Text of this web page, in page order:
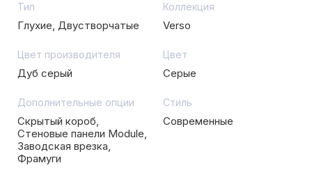
Тип
Глухие, Двустворчатые
Коллекция
Verso
Цвет производителя
Дуб серый
Цвет
Серые
Дополнительные опции
Скрытый короб,
Стеновые панели Module,
Заводская врезка,
Фрамуги
Стиль
Современные